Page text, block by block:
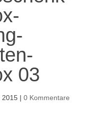
03
2015| 0 Kommentare